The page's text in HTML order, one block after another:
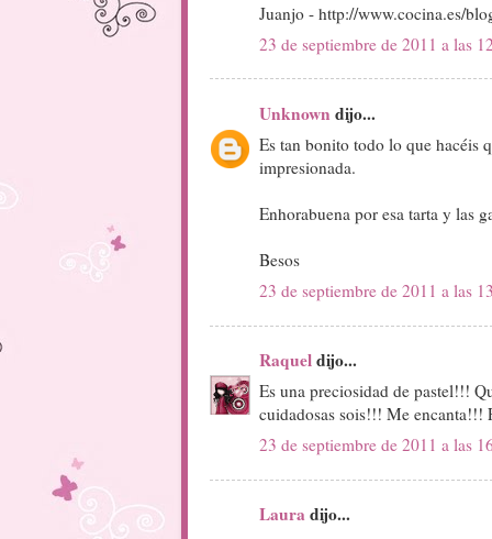
Juanjo - http://www.cocina.es/
23 de septiembre de 2011 a las
Unknown dijo...
Es tan bonito todo lo que hacéis
impresionada.
Enhorabuena por esa tarta y las
Besos
23 de septiembre de 2011 a las
Raqueldijo...
Es una preciosidad de pastel!!!
cuidadosas sois!!! Me encanta!!!
23 de septiembre de 2011 a las
Lauradijo...